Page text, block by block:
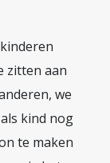
zitten aan
we
kind nog
te maken